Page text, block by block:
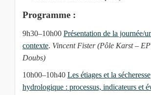
Programme :
9h30–10h00 Présentation de la journée/
contexte. Vincent Fister (Pôle Karst –
Doubs)
10h00–10h40 Les étiages et la sécheresse
hydrologique : processus, indicateurs et